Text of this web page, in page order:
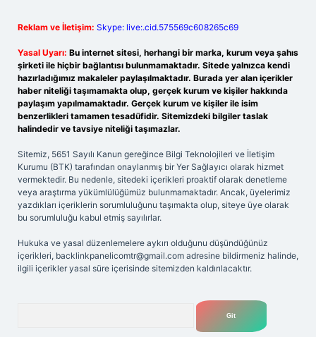
Reklam ve İletişim: Skype: live:.cid.575569c608265c69
Yasal Uyarı: Bu internet sitesi, herhangi bir marka, kurum veya şahıs
şirketi ile hiçbir bağlantısı bulunmamaktadır. Sitede yalnızca kendi
hazırladığımız makaleler paylaşılmaktadır. Burada yer alan içerikler
haber niteliği taşımamakta olup, gerçek kurum ve kişiler hakkında
paylaşım yapılmamaktadır. Gerçek kurum ve kişiler ile isim
benzerlikleri tamamen tesadüfidir. Sitemizdeki bilgiler taslak
halindedir ve tavsiye niteliği taşımazlar.
Sitemiz, 5651 Sayılı Kanun gereğince Bilgi Teknolojileri ve İletişim
Kurumu (BTK) tarafından onaylanmış bir Yer Sağlayıcı olarak hizmet
vermektedir. Bu nedenle, sitedeki içerikleri proaktif olarak denetleme
veya araştırma yükümlülüğümüz bulunmamaktadır. Ancak, üyelerimiz
yazdıkları içeriklerin sorumluluğunu taşımakta olup, siteye üye olarak
bu sorumluluğu kabul etmiş sayılırlar.
Hukuka ve yasal düzenlemelere aykırı olduğunu düşündüğünüz
içerikleri, backlinkpanelicomtr@gmail.com adresine bildirmeniz halinde,
ilgili içerikler yasal süre içerisinde sitemizden kaldırılacaktır.